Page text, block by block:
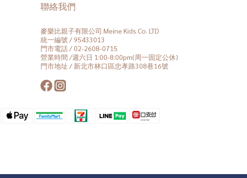
聯絡我們
麥樂比親子有限公司 Meine Kids Co. LTD
統一編號 / 95433013
門市電話 / 02-2608-0715
營業時間 /週六日 1:00-8:00pm(周一固定公休)
門市地址 / 新北市林口區忠孝路308巷16號